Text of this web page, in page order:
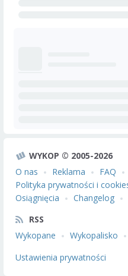
WYKOP © 2005-2026
O nas
Reklama FAQ
Polityka prywatności i
Osiągnięcia
Changelog
RSS
Wykopane
Wykopalisko
Ustawienia prywatności